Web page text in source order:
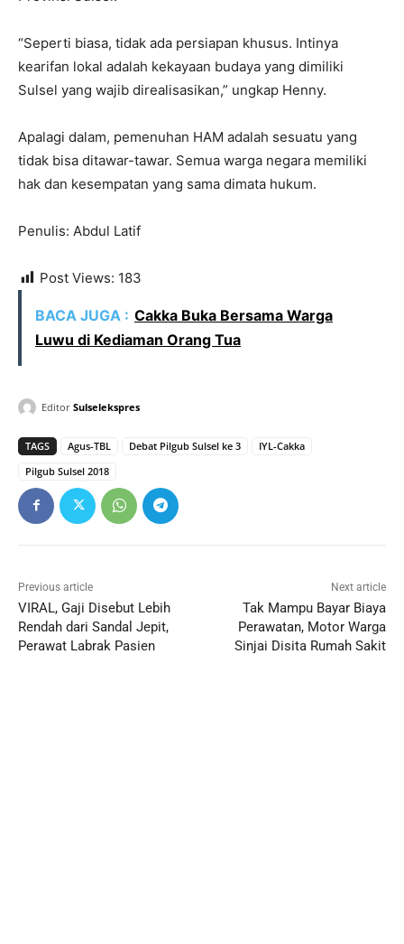
“Seperti biasa, tidak ada persiapan khusus. Intinya
kearifan lokal adalah kekayaan budaya yang dimiliki
Sulsel yang wajib direalisasikan,” ungkap Henny.
Apalagi dalam, pemenuhan HAM adalah sesuatu yang
tidak bisa ditawar-tawar. Semua warga negara memiliki
hak dan kesempatan yang sama dimata hukum.
Penulis: Abdul Latif
Post Views: 183
BACA JUGA : Cakka Buka Bersama Warga
Luwu di Kediaman Orang Tua
Editor Sulselekspres
TAGS Agus-TBL Debat Pilgub Sulsel ke 3
IYL-Cakka
Pilgub Sulsel 2018
Previous article
VIRAL, Gaji Disebut Lebih
Rendah dari Sandal Jepit,
Perawat Labrak Pasien
Next article
Tak Mampu Bayar Biaya
Perawatan, Motor Warga
Sinjai Disita Rumah Sakit